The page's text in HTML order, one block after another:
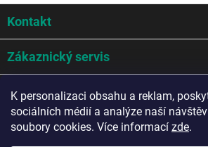
K personalizaci obsahu a reklam,
sociálních médií a analýze naší
soubory cookies. Více informací zde.
p
t
Kontakt
Zákaznický servis
Mohlo by se hodit
Potřebujete poradit?